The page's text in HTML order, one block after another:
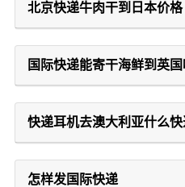
北京快递牛肉干到日本价格
国际快递能寄干海鲜到英
快递耳机去澳大利亚什么
怎样发国际快递